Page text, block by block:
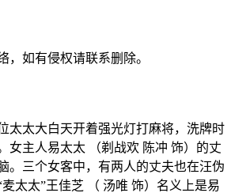
，如有侵权请联系删除。
太太大白天开着强光灯打麻将，洗牌时
女主人易太太 （剃战欢 陈冲 饰）的丈
。三个女客中，有两人的丈夫也在汪伪
太太”王佳芝 （ 汤唯 饰）名义上是易